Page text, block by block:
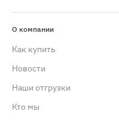
О компании
Как купить
Новости
Наши отгрузки
Кто мы